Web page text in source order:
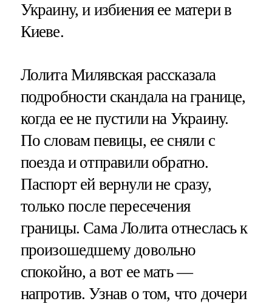
Украину, и избиения ее матери в
Киеве.
Лолита Милявская рассказала
подробности скандала на границе,
когда ее не пустили на Украину.
По словам певицы, ее сняли с
поезда и отправили обратно.
Паспорт ей вернули не сразу,
только после пересечения
границы. Сама Лолита отнеслась к
произошедшему довольно
спокойно, а вот ее мать —
напротив. Узнав о том, что дочери